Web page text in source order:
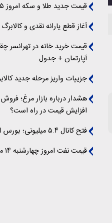
قیمت جدید طلا و سکه امروز ۱۵ مردادماه ۱۴۰۵
آغاز قطع یارانه نقدی و کالابرگ از
قیمت خرید خانه در تهرانسر
آپارتمان + جدول
جزییات واریز مرحله جدید
افزایش قیمت در راه است؟
فتح کانال ۵.۴ میلیونی؛ بورس از سد مقاومت کلیدی عبور کرد
قیمت نفت امروز چهارشنبه ۱۴ مرداد ۱۴۰۵